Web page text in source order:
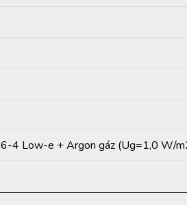
4 Low-e + Argon gáz (Ug=1,0 W/